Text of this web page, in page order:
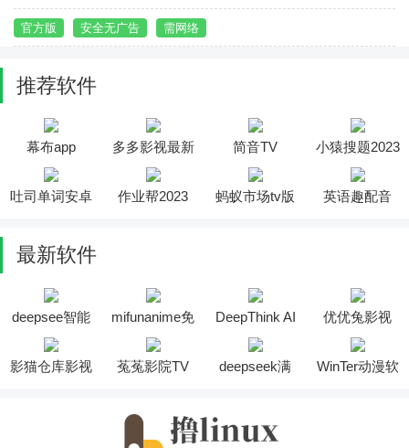
官方版 安全无广告 需网络
推荐软件
幕布app
多多影视最新
版
简音TV 小猿搜题2023
吐司单词安卓
作业帮2023 蚂蚁市场tv版 英语趣配音
最新软件
deepsee智能
助手软件
mifunanime免
费版
DeepThink AI
软件
优优兔影视
2025最新版安
装
影猫仓库影视
菟菟影院TV
deepseek满
WinTer动漫软